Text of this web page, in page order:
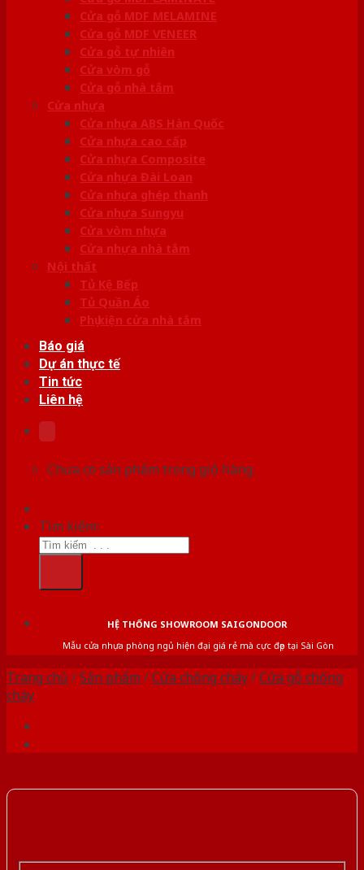
Cửa gỗ MDF MELAMINE
Cửa gỗ MDF VENEER
Cửa gỗ tự nhiên
Cửa vòm gỗ
Cửa gỗ nhà tắm
Cửa nhựa
Cửa nhựa ABS Hàn Quốc
Cửa nhựa cao cấp
Cửa nhựa Composite
Cửa nhựa Đài Loan
Cửa nhựa ghép thanh
Cửa nhựa Sungyu
Cửa vòm nhựa
Cửa nhựa nhà tắm
Nội thất
Tủ Kệ Bếp
Tủ Quần Áo
Phụ kiện cửa nhà tắm
Báo giá
Dự án thực tế
Tin tức
Liên hệ
Chưa có sản phẩm trong giỏ hàng.
Tìm kiếm:
HỆ THỐNG SHOWROOM SAIGONDOOR
Mẫu cửa nhựa phòng ngủ hiện đại giá rẻ mà cực đẹp tại Sài Gòn
Trang chủ /Sản phẩm /Cửa chống cháy/Cửa gỗ chống
cháy